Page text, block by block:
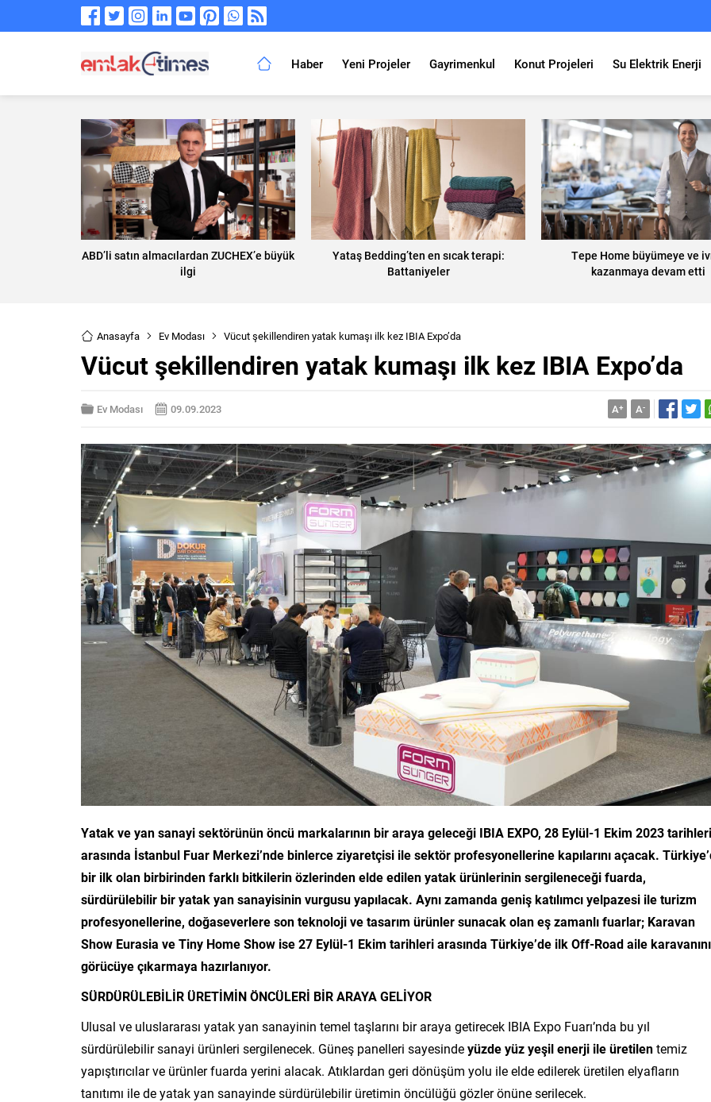
Haber Yeni Projeler Gayrimenkul Konut Projeleri Su Elektrik Enerji
ABD’li satın almacılardan ZUCHEX’e büyük
ilgi
Yataş Bedding’ten en sıcak terapi:
Battaniyeler
Tepe Home büyümeye ve
kazanmaya devam etti
Anasayfa Ev Modası Vücut şekillendiren yatak kumaşı ilk kez IBIA Expo’da
Vücut şekillendiren yatak kumaşı ilk kez IBIA Expo’da
Ev Modası 09.09.2023 A+ A-
Yatak ve yan sanayi sektörünün öncü markalarının bir araya geleceği IBIA EXPO, 28 Eylül-1 Ekim 2023 tarihleri
arasında İstanbul Fuar Merkezi’nde binlerce ziyaretçisi ile sektör profesyonellerine kapılarını açacak.
bir ilk olan birbirinden farklı bitkilerin özlerinden elde edilen yatak ürünlerinin sergileneceği fuarda,
sürdürülebilir bir yatak yan sanayisinin vurgusu yapılacak. Aynı zamanda geniş katılımcı yelpazesi ile turizm
profesyonellerine, doğaseverlere son teknoloji ve tasarım ürünler sunacak olan eş zamanlı fuarlar; Karavan
Show Eurasia ve Tiny Home Show ise 27 Eylül-1 Ekim tarihleri arasında Türkiye’de ilk Off-Road aile karavanını
görücüye çıkarmaya hazırlanıyor.
SÜRDÜRÜLEBİLİR ÜRETİMİN ÖNCÜLERİ BİR ARAYA GELİYOR
Ulusal ve uluslararası yatak yan sanayinin temel taşlarını bir araya getirecek IBIA Expo Fuarı’nda bu yıl
sürdürülebilir sanayi ürünleri sergilenecek. Güneş panelleri sayesindeyüzde yüz yeşil enerji ile üretilentemiz
yapıştırıcılar ve ürünler fuarda yerini alacak. Atıklardan geri dönüşüm yolu ile elde edilerek üretilen elyafların
tanıtımı ile de yatak yan sanayinde sürdürülebilir üretimin öncülüğü gözler önüne serilecek.